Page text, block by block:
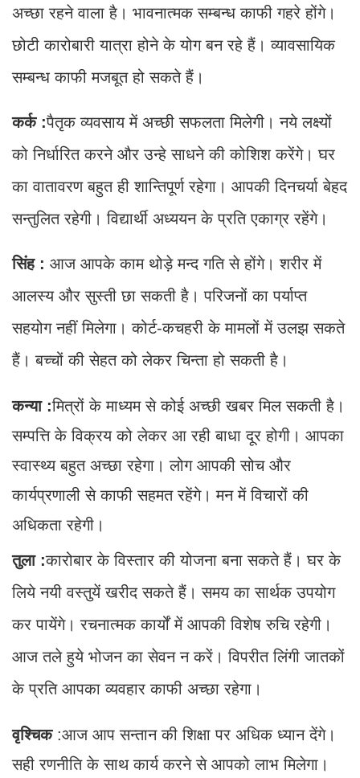
अच्छा रहने वाला है। भावनात्मक सम्बन्ध काफी गहरे होंगे।
छोटी कारोबारी यात्रा होने के योग बन रहे हैं। व्यावसायिक
सम्बन्ध काफी मजबूत हो सकते हैं।
कर्क :पैतृक व्यवसाय में अच्छी सफलता मिलेगी। नये लक्ष्यों
को निर्धारित करने और उन्हे साधने की कोशिश करेंगे। घर
का वातावरण बहुत ही शान्तिपूर्ण रहेगा। आपकी दिनचर्या बेहद
सन्तुलित रहेगी। विद्यार्थी अध्ययन के प्रति एकाग्र रहेंगे।
सिंह : आज आपके काम थोड़े मन्द गति से होंगे। शरीर में
आलस्य और सुस्ती छा सकती है। परिजनों का पर्याप्त
सहयोग नहीं मिलेगा। कोर्ट-कचहरी के मामलों में उलझ सकते
हैं। बच्चों की सेहत को लेकर चिन्ता हो सकती है।
कन्या :मित्रों के माध्यम से कोई अच्छी खबर मिल सकती है।
सम्पत्ति के विक्रय को लेकर आ रही बाधा दूर होगी। आपका
स्वास्थ्य बहुत अच्छा रहेगा। लोग आपकी सोच और
कार्यप्रणाली से काफी सहमत रहेंगे। मन में विचारों की
अधिकता रहेगी।
तुला :कारोबार के विस्तार की योजना बना सकते हैं। घर के
लिये नयी वस्तुयें खरीद सकते हैं। समय का सार्थक उपयोग
कर पायेंगे। रचनात्मक कार्यों में आपकी विशेष रुचि रहेगी।
आज तले हुये भोजन का सेवन न करें। विपरीत लिंगी जातकों
के प्रति आपका व्यवहार काफी अच्छा रहेगा।
वृश्चिक :आज आप सन्तान की शिक्षा पर अधिक ध्यान देंगे।
सही रणनीति के साथ कार्य करने से आपको लाभ मिलेगा।